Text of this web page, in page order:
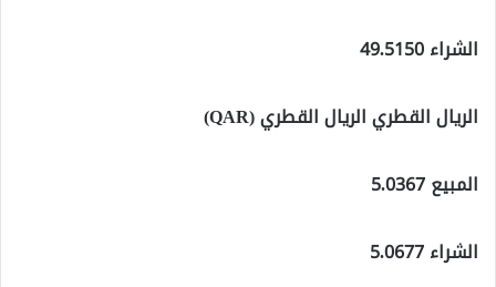
الشراء 49.5150
الريال القطري الريال القطري (QAR)
المبيع 5.0367
الشراء 5.0677